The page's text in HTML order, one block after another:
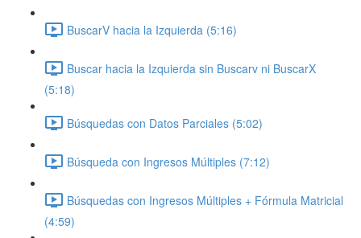
BuscarV hacia la Izquierda (5:16)
Buscar hacia la Izquierda sin Buscarv ni BuscarX
(5:18)
Búsquedas con Datos Parciales (5:02)
Búsqueda con Ingresos Múltiples (7:12)
Búsquedas con Ingresos Múltiples + Fórmula Matricial
(4:59)